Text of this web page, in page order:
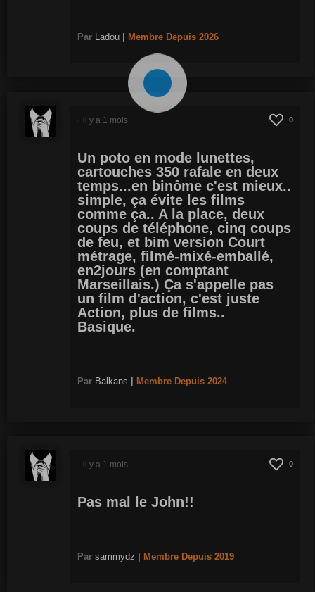
Par Ladou Membre Depuis 2026
0
Un poto en mode lunettes,
cartouches 350 rafale en deux
temps...en binôme c'est mieux..
simple, ça évite les films
comme ça.. A la place, deux
coups de téléphone, cinq coups
de feu, et bim version Court
métrage, filmé-mixé-emballé,
en2jours (en comptant
Marseillais.) Ça s'appelle pas
un film d'action, c'est juste
Action, plus de films..
Basique.
Par Balkans Membre Depuis 2024
il y a 1 mois
0
Pas mal le John!!
Par sammydz Membre Depuis 2019
il y a 1 mois